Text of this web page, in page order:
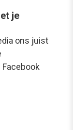
je
ons juist